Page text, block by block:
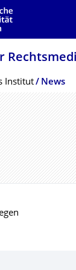
Institut News